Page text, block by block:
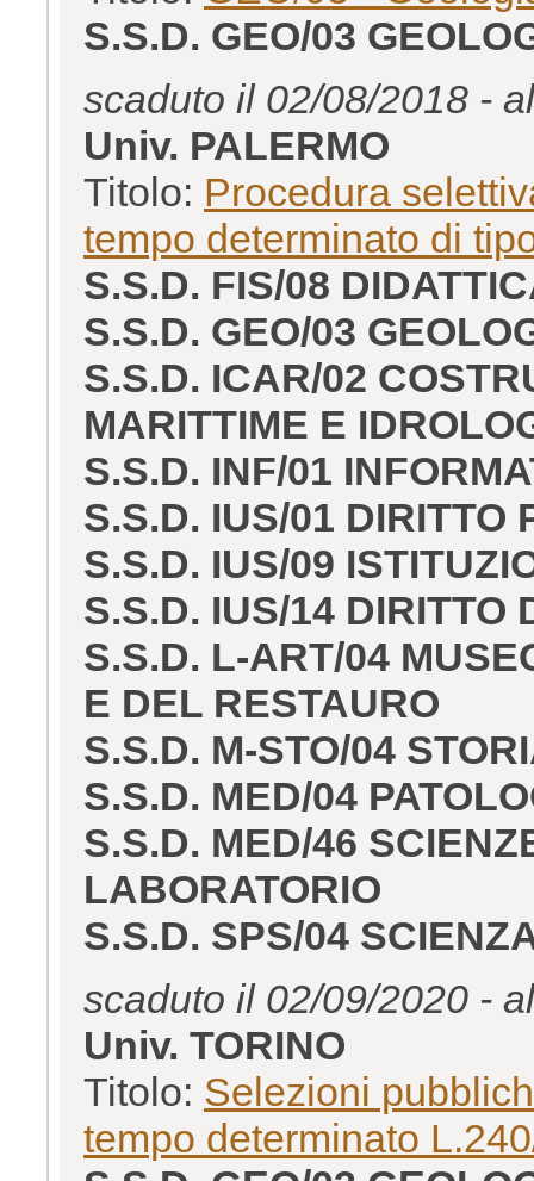
S.S.D. GEO/03
scaduto il 02/08/2018 -
Univ. PALERMO
Titolo: Procedura
tempo determinato di
S.S.D. FIS/08
S.S.D. GEO/03
S.S.D. ICAR/02
MARITTIME E
S.S.D. INF/01
S.S.D. IUS/01 DIRITTO
S.S.D. IUS/09
S.S.D. IUS/14 DIRITTO
S.S.D. L-ART/04
E DEL RESTAURO
S.S.D. M-STO/04
S.S.D. MED/04
S.S.D. MED/46
LABORATORIO
S.S.D. SPS/04
scaduto il 02/09/2020 -
Univ. TORINO
Titolo: Selezioni
tempo determinato